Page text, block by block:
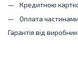
Кредитною
Оплата
Гарантія від